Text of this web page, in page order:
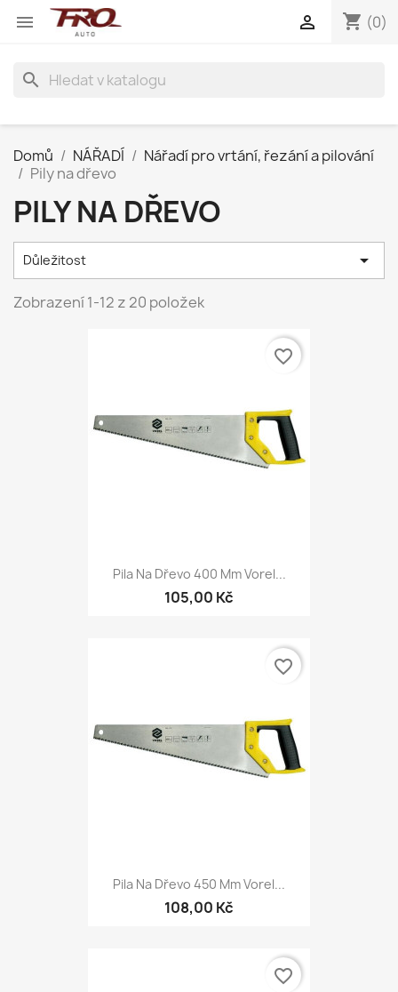
 shopping_cart (0)

search
Domů NÁŘADÍ
Nářadí pro vrtání, řezání a pilování
Pily na dřevo
PILY NA DŘEVO
Důležitost 
Zobrazení 1-12 z 20 položek
Pila Na Dřevo 400 Mm Vorel...
105,00 Kč
favorite_border
Pila Na Dřevo 450 Mm Vorel...
108,00 Kč
favorite_border
favorite_border